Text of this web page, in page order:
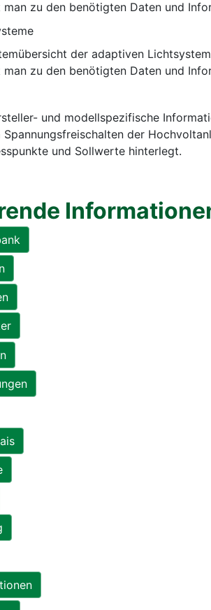
man zu den benötigten Daten und
der adaptiven
man zu den benötigten Daten und
und modellspezifische
der
und Sollwerte hinterlegt.